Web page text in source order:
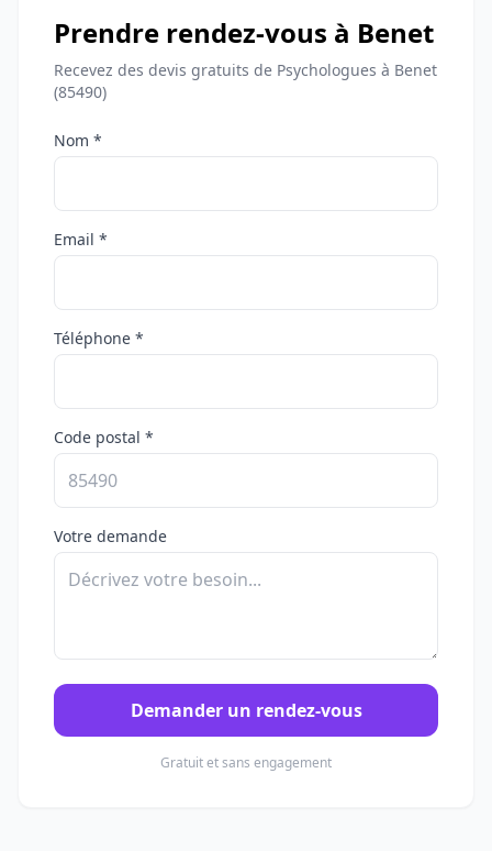
Prendre rendez-vous à Benet
Recevez des devis gratuits de Psychologues à Benet
(85490)
Nom *
Email *
Téléphone *
Code postal *
Votre demande
Demander un rendez-vous
Gratuit et sans engagement